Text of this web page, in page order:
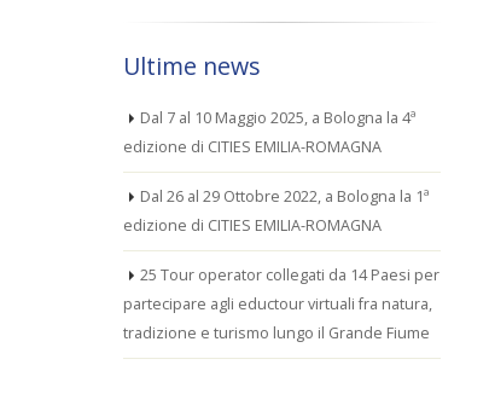
Ultime news
Dal 7 al 10 Maggio 2025, a Bologna la 4ª
edizione di CITIES EMILIA-ROMAGNA
Dal 26 al 29 Ottobre 2022, a Bologna la 1ª
edizione di CITIES EMILIA-ROMAGNA
25 Tour operator collegati da 14 Paesi per
partecipare agli eductour virtuali fra natura,
tradizione e turismo lungo il Grande Fiume